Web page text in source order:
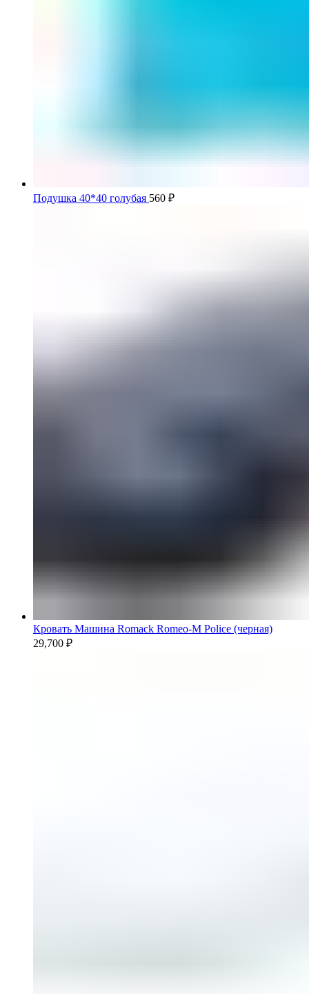
Подушка 40*40 голубая 560 ₽
Кровать Машина Romack Romeo-M Police (черная)
29,700 ₽